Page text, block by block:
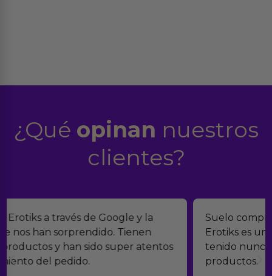
¿Qué opinan nuestros
clientes?
Suelo comprar en tiendas eróticas online, y
Erotiks es una de las que más me gustan. No he
tenido nunca ningún problema con los
productos.